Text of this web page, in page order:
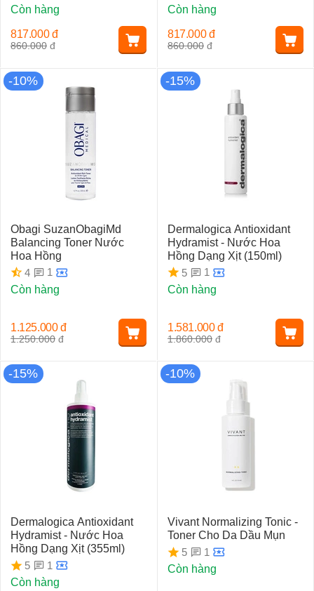
Còn hàng
860.000 đ
817.000 đ
Còn hàng
860.000 đ
817.000 đ
-10%
Obagi SuzanObagiMd
Balancing Toner Nước
Hoa Hồng
4
1
Còn hàng
1.250.000 đ
1.125.000 đ
-15%
Dermalogica Antioxidant
Hydramist - Nước Hoa
Hồng Dạng Xịt (150ml)
5
1
Còn hàng
1.860.000 đ
1.581.000 đ
-15%
Dermalogica Antioxidant
Hydramist - Nước Hoa
Hồng Dạng Xịt (355ml)
5
1
Còn hàng
-10%
Vivant Normalizing Tonic -
Toner Cho Da Dầu Mụn
5
1
Còn hàng